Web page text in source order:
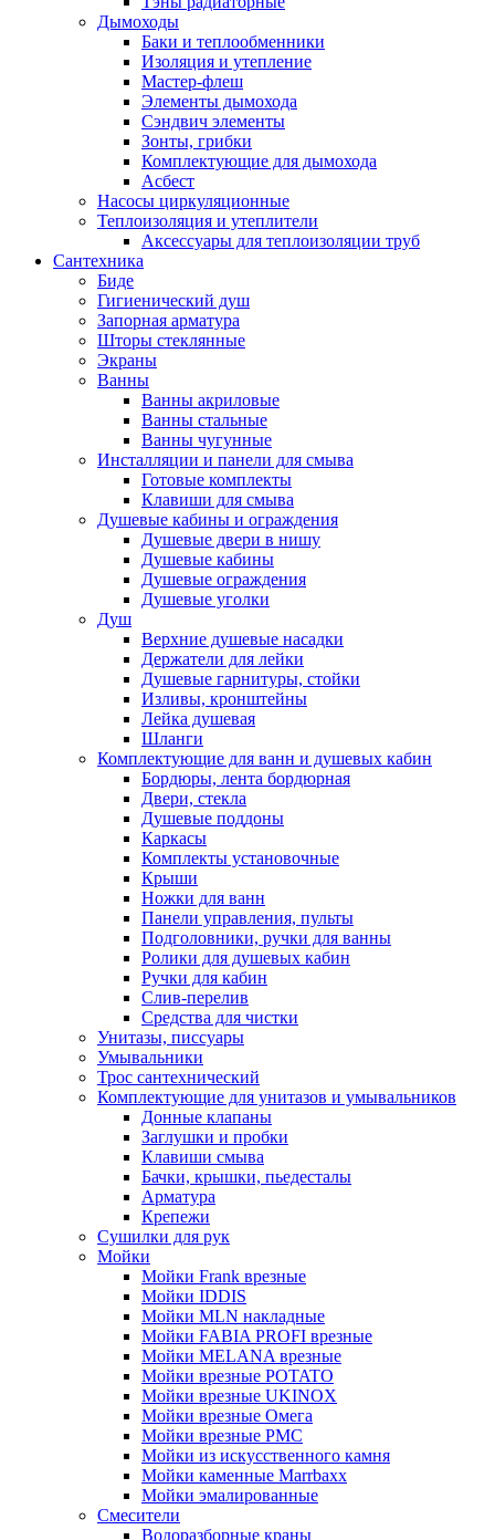
Дымоходы
Баки и теплообменники
Изоляция и утепление
Мастер-флеш
Элементы дымохода
Сэндвич элементы
Зонты, грибки
Комплектующие для дымохода
Асбест
Насосы циркуляционные
Теплоизоляция и утеплители
Аксессуары для теплоизоляции труб
Сантехника
Биде
Гигиенический душ
Запорная арматура
Шторы стеклянные
Экраны
Ванны
Ванны акриловые
Ванны стальные
Ванны чугунные
Инсталляции и панели для смыва
Готовые комплекты
Клавиши для смыва
Душевые кабины и ограждения
Душевые двери в нишу
Душевые кабины
Душевые ограждения
Душевые уголки
Душ
Верхние душевые насадки
Держатели для лейки
Душевые гарнитуры, стойки
Изливы, кронштейны
Лейка душевая
Шланги
Комплектующие для ванн и душевых кабин
Бордюры, лента бордюрная
Двери, стекла
Душевые поддоны
Каркасы
Комплекты установочные
Крыши
Ножки для ванн
Панели управления, пульты
Подголовники, ручки для ванны
Ролики для душевых кабин
Ручки для кабин
Слив-перелив
Средства для чистки
Унитазы, писсуары
Умывальники
Трос сантехнический
Комплектующие для унитазов и умывальников
Донные клапаны
Заглушки и пробки
Клавиши смыва
Бачки, крышки, пьедесталы
Арматура
Крепежи
Сушилки для рук
Мойки
Мойки Frank врезные
Мойки IDDIS
Мойки MLN накладные
Мойки FABIA PROFI врезные
Мойки MELANA врезные
Мойки врезные POTATO
Мойки врезные UKINOX
Мойки врезные Омега
Мойки врезные РМС
Мойки из искусственного камня
Мойки каменные Marrbaxx
Мойки эмалированные
Смесители
Водоразборные краны